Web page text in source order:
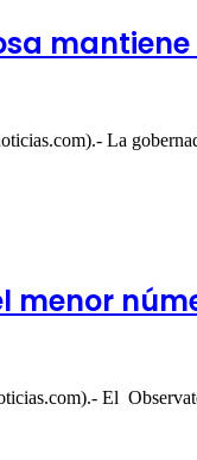
La
menor
El